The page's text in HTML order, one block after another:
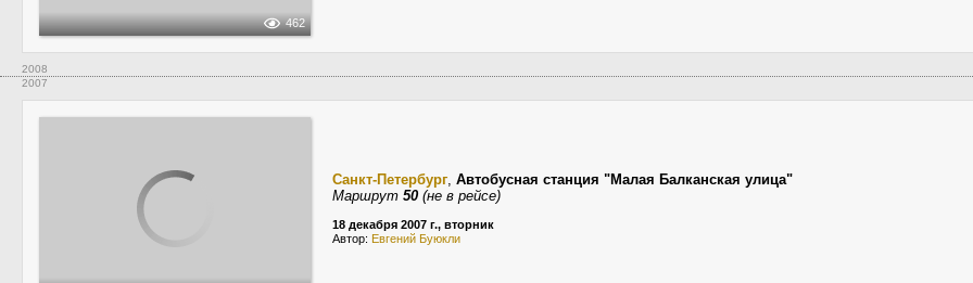
462
2008
2007
Санкт-Петербург, Автобусная станция "Малая Балканская улица"
Маршрут 50 (не в рейсе)
18 декабря 2007 г., вторник
Автор: Евгений Буюкли